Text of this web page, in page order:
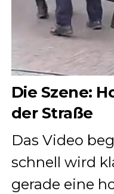
Die Szene:
der Straße
Das Video
schnell wird
gerade eine